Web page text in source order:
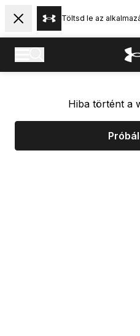
Töltsd le az
Hiba történt a